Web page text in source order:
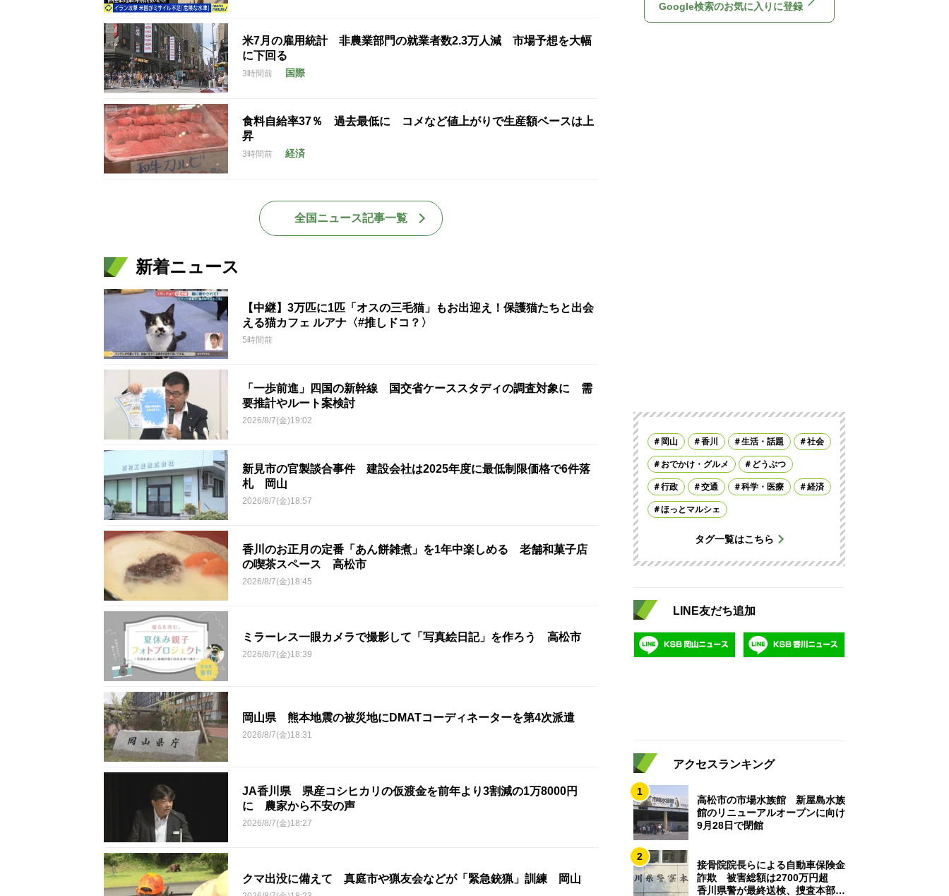
米7月の雇用統計 非農業部門の就業者数2.3万人減 市場予想を大幅
に下回る
3時間前 国際
食料自給率37％ 過去最低に コメなど値上がりで生産額ベースは上
昇
3時間前 経済
全国ニュース記事一覧
新着ニュース
【中継】3万匹に1匹「オスの三毛猫」もお出迎え！保護猫たちと出会
える猫カフェ ルアナ〈#推しドコ？〉
5時間前
「一歩前進」四国の新幹線 国交省ケーススタディの調査対象に 需
要推計やルート案検討
2026/8/7(金)19:02
新見市の官製談合事件 建設会社は2025年度に最低制限価格で6件落
札 岡山
2026/8/7(金)18:57
香川のお正月の定番「あん餅雑煮」を1年中楽しめる 老舗和菓子店
の喫茶スペース 高松市
2026/8/7(金)18:45
ミラーレス一眼カメラで撮影して「写真絵日記」を作ろう 高松市
2026/8/7(金)18:39
岡山県 熊本地震の被災地にDMATコーディネーターを第4次派遣
2026/8/7(金)18:31
JA香川県 県産コシヒカリの仮渡金を前年より3割減の1万8000円
に 農家から不安の声
2026/8/7(金)18:27
クマ出没に備えて 真庭市や猟友会などが「緊急銃猟」訓練 岡山
Google検索のお気に入りに登録
岡山 香川 生活・話題 社会
おでかけ・グルメ どうぶつ
行政 交通 科学・医療 経済
ほっとマルシェ
タグ一覧はこちら
LINE友だち追加
アクセスランキング
1
高松市の市場水族館 新屋島水族
館のリニューアルオープンに向け
9月28日で閉館
2
接骨院院長らによる自動車保険金
詐欺 被害総額は2700万円超
香川県警が最終送検、捜査本部解